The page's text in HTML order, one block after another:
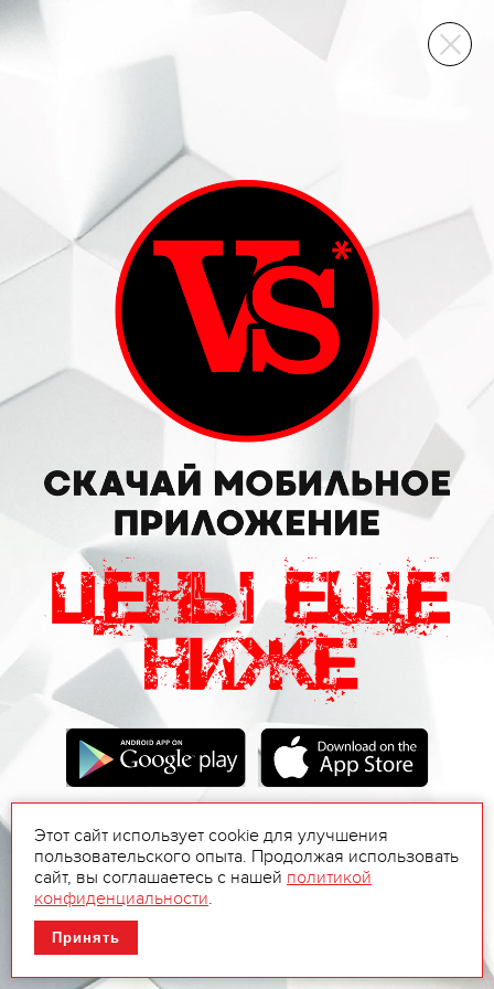
ВИННЫЙ СКЛАД
Этот сайт использует cookie для улучшения
пользовательского опыта. Продолжая использовать
сайт, вы соглашаетесь с нашей политикой
конфиденциальности.
Принять